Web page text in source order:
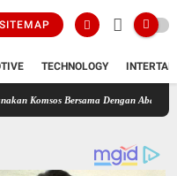
SITEMAP
TECHNOLOGY
Dengan Abang Becak